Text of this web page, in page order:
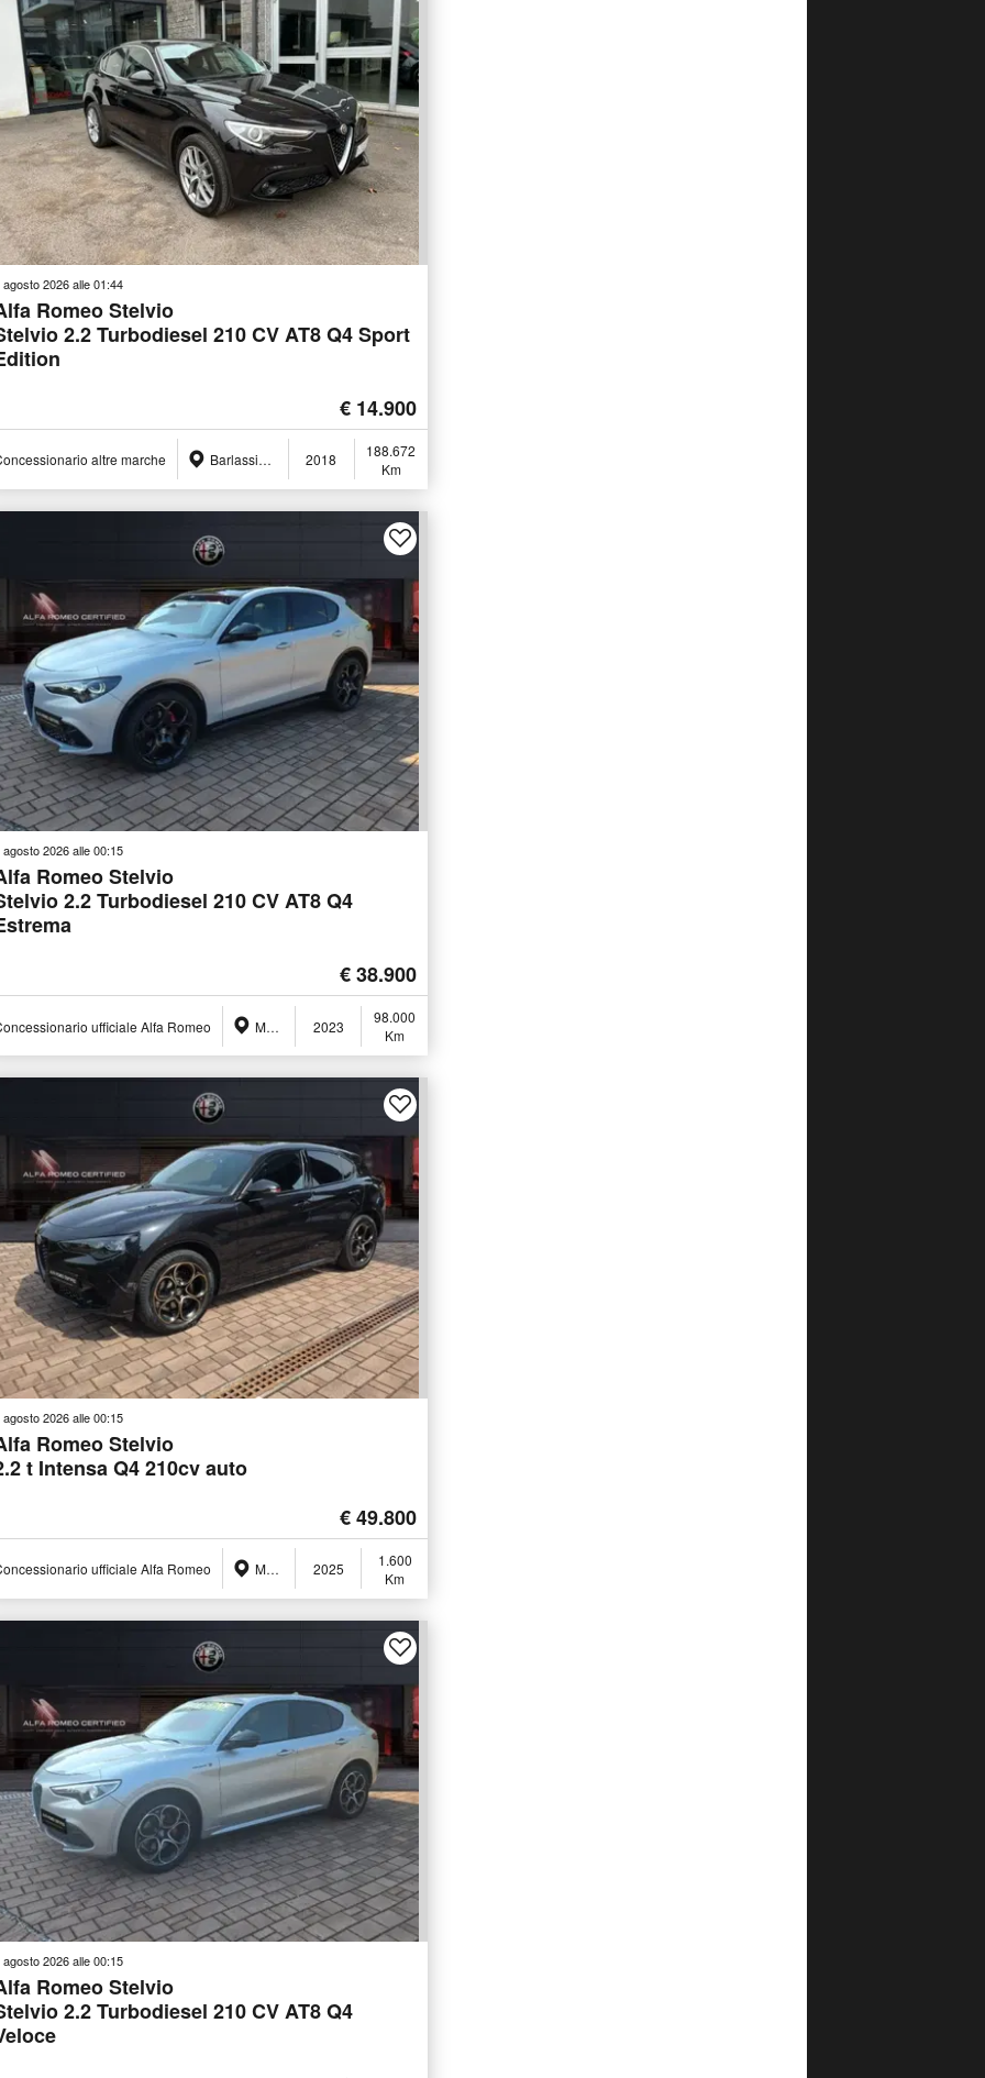
agosto 2026 alle 01:44
Romeo Stelvio
2.2 Turbodiesel 210 CV AT8 Q4 Sport
€ 14.900
altre marche Barlassina (MB) 2018
188.672
Km
agosto 2026 alle 00:15
Romeo Stelvio
2.2 Turbodiesel 210 CV AT8 Q4
€ 38.900
ufficiale Alfa Romeo Monza (MB) 2023
98.000
Km
agosto 2026 alle 00:15
Romeo Stelvio
t Intensa Q4 210cv auto
€ 49.800
ufficiale Alfa Romeo Monza (MB) 2025
1.600
Km
agosto 2026 alle 00:15
Romeo Stelvio
2.2 Turbodiesel 210 CV AT8 Q4